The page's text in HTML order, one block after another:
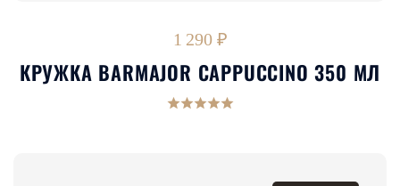
1 290 ₽
КРУЖКА BARMAJOR CAPPUCCINO 350 МЛ